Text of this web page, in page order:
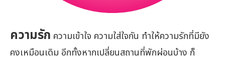
ความรัก ความเข้าใจ ความใส่ใจกัน ทำให้ความรักที่มียัง
คงเหมือนเดิม อีกทั้งหากเปลี่ยนสถานที่พักผ่อนบ้าง ก็